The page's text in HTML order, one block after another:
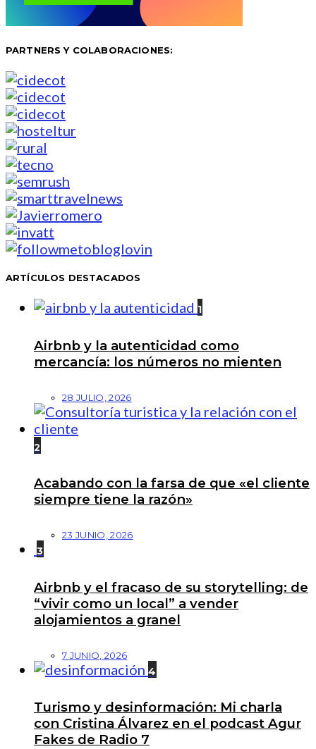
PARTNERS Y COLABORACIONES:
ARTÍCULOS DESTACADOS
1
Airbnb y la autenticidad como
mercancía: los números no mienten
28 JULIO, 2026
2
Acabando con la farsa de que «el cliente
siempre tiene la razón»
23 JUNIO, 2026
3
Airbnb y el fracaso de su storytelling: de
“vivir como un local” a vender
alojamientos a granel
7 JUNIO, 2026
4
Turismo y desinformación: Mi charla
con Cristina Álvarez en el podcast Agur
Fakes de Radio 7